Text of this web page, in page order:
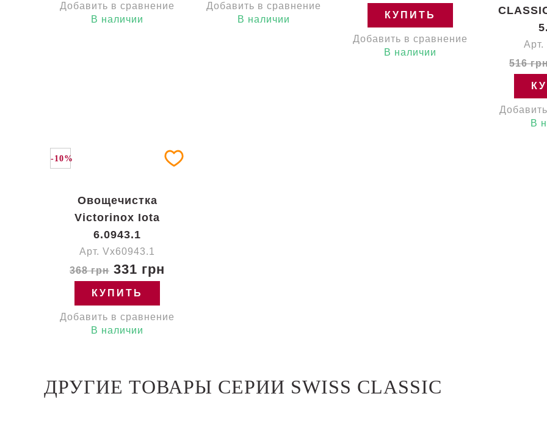
Добавить в сравнение
В наличии
Добавить в сравнение
В наличии
КУПИТЬ
Добавить в сравнение
В наличии
Арт.
516
В
-10%
Овощечистка
Victorinox Iota
6.0943.1
Арт. Vx60943.1
368 грн 331 грн
КУПИТЬ
Добавить в сравнение
В наличии
ДРУГИЕ ТОВАРЫ СЕРИИ SWISS CLASSIC